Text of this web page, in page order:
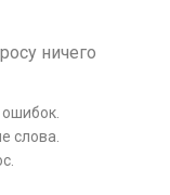
ничего
слова.